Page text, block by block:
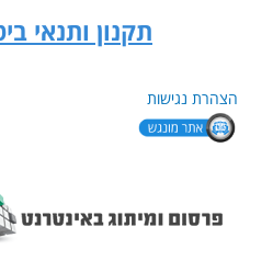
תקנון ותנאי
הצהרת נגישות